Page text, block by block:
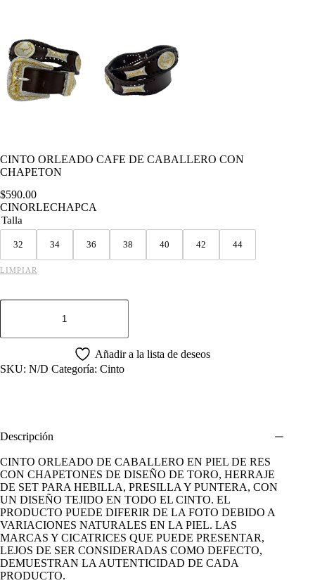
CINTO ORLEADO CAFE DE CABALLERO CON
CHAPETON
$590.00
CINORLECHAPCA
Talla
32 34 36 38 40 42 44
LIMPIAR
CINTO
DE
CON
CHAPETON
Añadir a la lista de deseos
SKU: N/D Categoría: Cinto
Descripción
CINTO ORLEADO DE CABALLERO EN PIEL DE RES
CON CHAPETONES DE DISEÑO DE TORO, HERRAJE
DE SET PARA HEBILLA, PRESILLA Y PUNTERA, CON
UN DISEÑO TEJIDO EN TODO EL CINTO. EL
PRODUCTO PUEDE DIFERIR DE LA FOTO DEBIDO A
VARIACIONES NATURALES EN LA PIEL. LAS
MARCAS Y CICATRICES QUE PUEDE PRESENTAR,
LEJOS DE SER CONSIDERADAS COMO DEFECTO,
DEMUESTRAN LA AUTENTICIDAD DE CADA
PRODUCTO.